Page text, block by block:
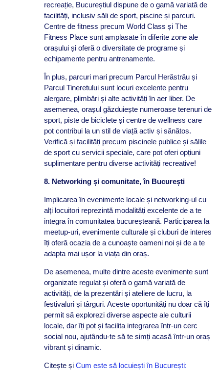
recreație, Bucureștiul dispune de o gamă variată de
facilități, inclusiv săli de sport, piscine și parcuri.
Centre de fitness precum World Class și The
Fitness Place sunt amplasate în diferite zone ale
orașului și oferă o diversitate de programe și
echipamente pentru antrenamente.
În plus, parcuri mari precum Parcul Herăstrău și
Parcul Tineretului sunt locuri excelente pentru
alergare, plimbări și alte activități în aer liber. De
asemenea, orașul găzduiește numeroase terenuri de
sport, piste de biciclete și centre de wellness care
pot contribui la un stil de viață activ și sănătos.
Verifică și facilități precum piscinele publice și sălile
de sport cu servicii speciale, care pot oferi opțiuni
suplimentare pentru diverse activități recreative!
8. Networking și comunitate, în București
Implicarea în evenimente locale și networking-ul cu
alți locuitori reprezintă modalități excelente de a te
integra în comunitatea bucureșteană. Participarea la
meetup-uri, evenimente culturale și cluburi de interes
îți oferă ocazia de a cunoaște oameni noi și de a te
adapta mai ușor la viața din oraș.
De asemenea, multe dintre aceste evenimente sunt
organizate regulat și oferă o gamă variată de
activități, de la prezentări și ateliere de lucru, la
festivaluri și târguri. Aceste oportunități nu doar că îți
permit să explorezi diverse aspecte ale culturii
locale, dar îți pot și facilita integrarea într-un cerc
social nou, ajutându-te să te simți acasă într-un oraș
vibrant și dinamic.
Citește și Cum este să locuiești în București: